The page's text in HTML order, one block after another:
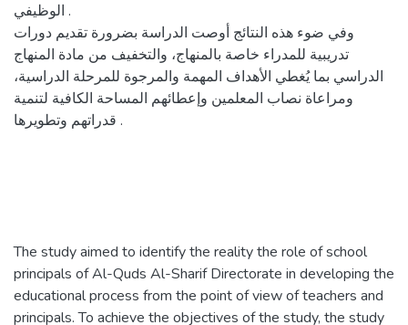
الوظيفي .
وفي ضوء هذه النتائج أوصت الدراسة بضرورة تقديم دورات
تدريبية للمدراء خاصة بالمنهاج، والتخفيف من مادة المنهاج
الدراسي بما يُغطي الأهداف المهمة والمرجوة للمرحلة الدراسية،
ومراعاة نصاب المعلمين وإعطائهم المساحة الكافية لتنمية
قدراتهم وتطويرها .
The study aimed to identify the reality the role of school
principals of Al-Quds Al-Sharif Directorate in developing the
educational process from the point of view of teachers and
principals. To achieve the objectives of the study, the study